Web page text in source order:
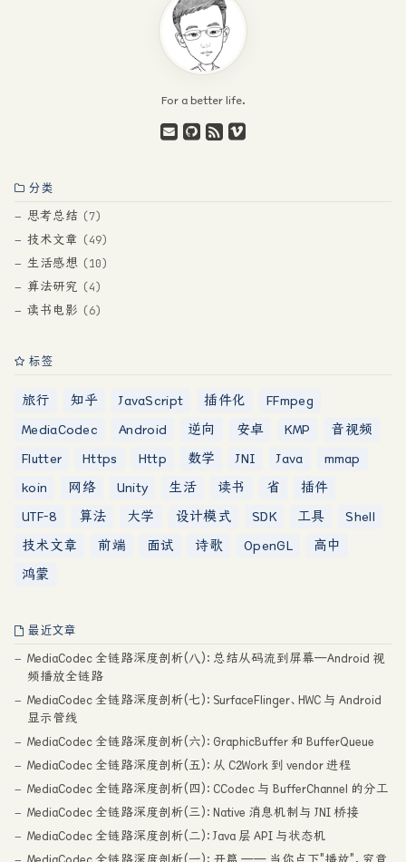
For a better life.
分类
思考总结 7
技术文章 49
生活感想 10
算法研究 4
读书电影 6
标签
旅行 知乎 JavaScript 插件化
FFmpeg
MediaCodec
Android 逆向 安卓 KMP
音视频
Flutter
Https Http 数学 JNI Java
mmap
koin
网络 Unity 生活 读书 省
插件
UTF-8
算法 大学 设计模式 SDK 工具
Shell
技术文章
前端 面试 诗歌 OpenGL
高中
鸿蒙
最近文章
MediaCodec 全链路深度剖析(八)：总结从码流到屏幕—Android 视
频播放全链路
MediaCodec 全链路深度剖析(七)：SurfaceFlinger、HWC 与 Android
显示管线
MediaCodec 全链路深度剖析(六)：GraphicBuffer 和 BufferQueue
MediaCodec 全链路深度剖析(五)：从 C2Work 到 vendor 进程
MediaCodec 全链路深度剖析(四)：CCodec 与 BufferChannel 的分工
MediaCodec 全链路深度剖析(三)：Native 消息机制与 JNI 桥接
MediaCodec 全链路深度剖析(二)：Java 层 API 与状态机